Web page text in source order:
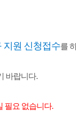
지원 신청접수를
바랍니다.
필요 없습니다.